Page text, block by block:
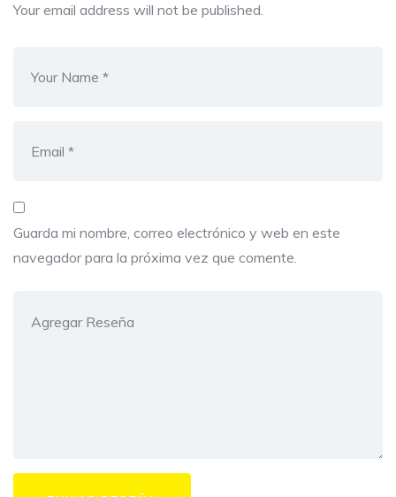
Your email address will not be published.
Guarda mi nombre, correo electrónico y web en este
navegador para la próxima vez que comente.